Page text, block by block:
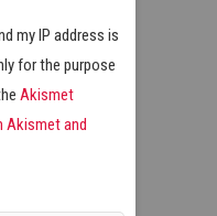
my IP address is
for the purpose
Akismet
Akismet and